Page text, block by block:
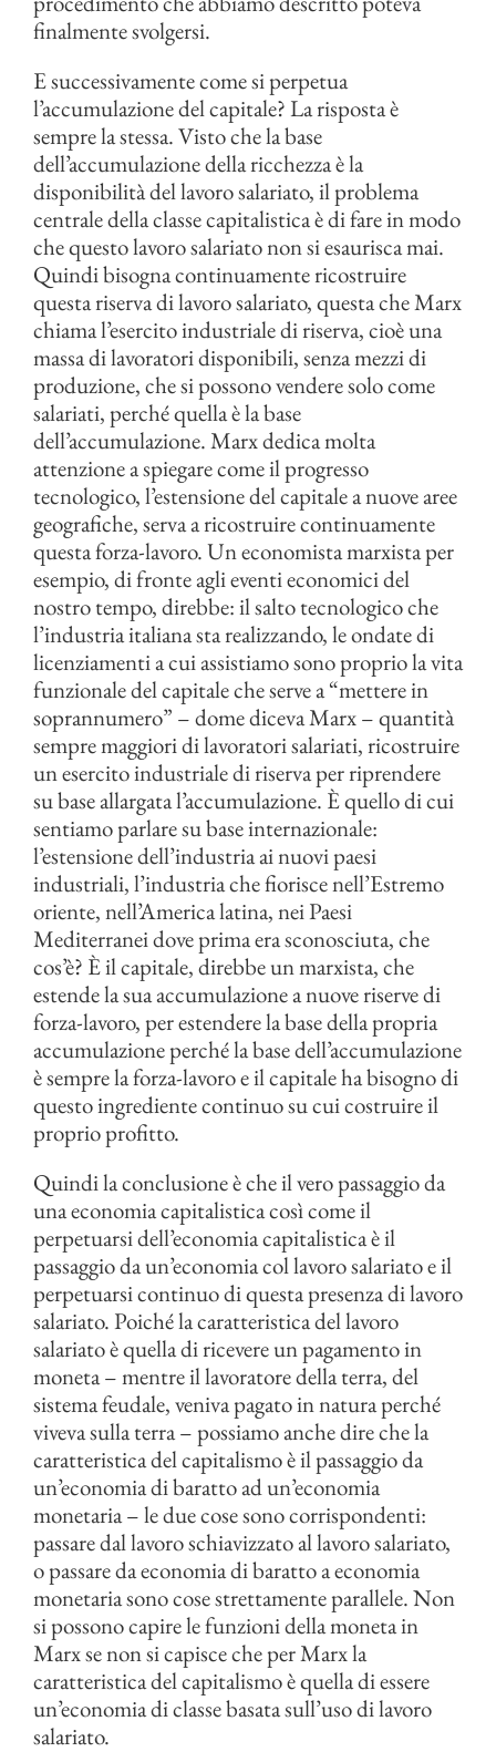
finalmente svolgersi.
E successivamente come si perpetua
l’accumulazione del capitale? La risposta è
sempre la stessa. Visto che la base
dell’accumulazione della ricchezza è la
disponibilità del lavoro salariato, il problema
centrale della classe capitalistica è di fare in modo
che questo lavoro salariato non si esaurisca mai.
Quindi bisogna continuamente ricostruire
questa riserva di lavoro salariato, questa che Marx
chiama l’esercito industriale di riserva, cioè una
massa di lavoratori disponibili, senza mezzi di
produzione, che si possono vendere solo come
salariati, perché quella è la base
dell’accumulazione. Marx dedica molta
attenzione a spiegare come il progresso
tecnologico, l’estensione del capitale a nuove aree
geografiche, serva a ricostruire continuamente
questa forza-lavoro. Un economista marxista per
esempio, di fronte agli eventi economici del
nostro tempo, direbbe: il salto tecnologico che
l’industria italiana sta realizzando, le ondate di
licenziamenti a cui assistiamo sono proprio la vita
funzionale del capitale che serve a “mettere in
soprannumero” – dome diceva Marx – quantità
sempre maggiori di lavoratori salariati, ricostruire
un esercito industriale di riserva per riprendere
su base allargata l’accumulazione. È quello di cui
sentiamo parlare su base internazionale:
l’estensione dell’industria ai nuovi paesi
industriali, l’industria che fiorisce nell’Estremo
oriente, nell’America latina, nei Paesi
Mediterranei dove prima era sconosciuta, che
cos’è? È il capitale, direbbe un marxista, che
estende la sua accumulazione a nuove riserve di
forza-lavoro, per estendere la base della propria
accumulazione perché la base dell’accumulazione
è sempre la forza-lavoro e il capitale ha bisogno di
questo ingrediente continuo su cui costruire il
proprio profitto.
Quindi la conclusione è che il vero passaggio da
una economia capitalistica così come il
perpetuarsi dell’economia capitalistica è il
passaggio da un’economia col lavoro salariato e il
perpetuarsi continuo di questa presenza di lavoro
salariato. Poiché la caratteristica del lavoro
salariato è quella di ricevere un pagamento in
moneta – mentre il lavoratore della terra, del
sistema feudale, veniva pagato in natura perché
viveva sulla terra – possiamo anche dire che la
caratteristica del capitalismo è il passaggio da
un’economia di baratto ad un’economia
monetaria – le due cose sono corrispondenti:
passare dal lavoro schiavizzato al lavoro salariato,
o passare da economia di baratto a economia
monetaria sono cose strettamente parallele. Non
si possono capire le funzioni della moneta in
Marx se non si capisce che per Marx la
caratteristica del capitalismo è quella di essere
un’economia di classe basata sull’uso di lavoro
salariato.